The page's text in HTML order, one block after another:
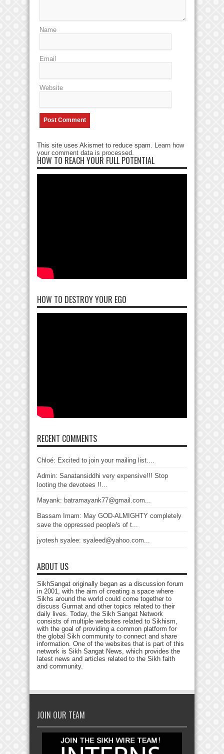
Name
Email
Website
This site uses Akismet to reduce spam. Learn how
your comment data is processed
HOW TO REACH YOUR FULL POTENTIAL
HOW TO DESTROY YOUR EGO
RECENT COMMENTS
Chloé: Excited to join your mailing list....
Admin: Sanatansiddhi very expensive!!! Stop
looting the devotees !!...
Mayank: batramayank77@gmail.com...
Bassam Imam: May GOD-ALMIGHTY completely
save the oppressed people/s of t...
jyotesh syalee: syaleed@yahoo.com...
ABOUT US
SikhSangat originally began as a discussion forum
in 2001, with the aim of creating a space where
Sikhs around the world could come together to
discuss Gurmat and other topics related to their
daily lives. Today, the Sikh Sangat Network
consists of multiple websites related to Sikhism,
with the goal of providing a common platform for
the global Sikh community to connect and share
information. One of the websites that is part of this
network is Sikh Sangat News, which provides the
latest news and articles related to the Sikh faith
and community.
JOIN OUR TEAM